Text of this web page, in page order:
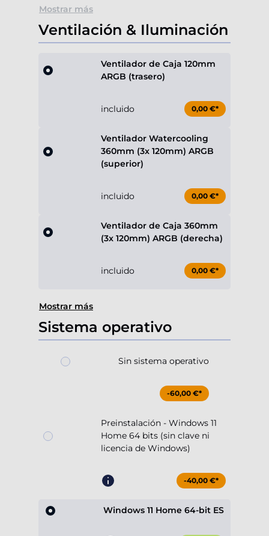
Mostrar más
Ventilación & Iluminación
Ventilador de Caja 120mm
ARGB (trasero)
incluido 0,00 €*
Ventilador Watercooling
360mm (3x 120mm) ARGB
(superior)
incluido 0,00 €*
Ventilador de Caja 360mm
(3x 120mm) ARGB (derecha)
incluido 0,00 €*
Mostrar más
Sistema operativo
Sin sistema operativo
-60,00 €*
Preinstalación - Windows 11
Home 64 bits (sin clave ni
licencia de Windows)
-40,00 €*
Windows 11 Home 64-bit ES